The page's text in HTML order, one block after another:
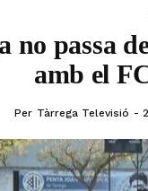
no passa
amb el
Per Tàrrega Televisió